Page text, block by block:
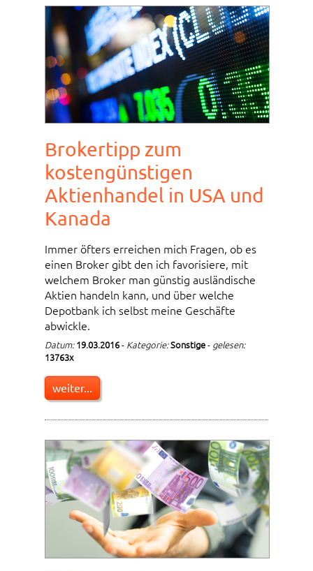
Brokertipp zum
kostengünstigen
Aktienhandel in USA und
Kanada
Immer öfters erreichen mich Fragen, ob es
einen Broker gibt den ich favorisiere, mit
welchem Broker man günstig ausländische
Aktien handeln kann, und über welche
Depotbank ich selbst meine Geschäfte
abwickle.
Datum: 19.03.2016- Kategorie:Sonstige- gelesen:
13763x
weiter...